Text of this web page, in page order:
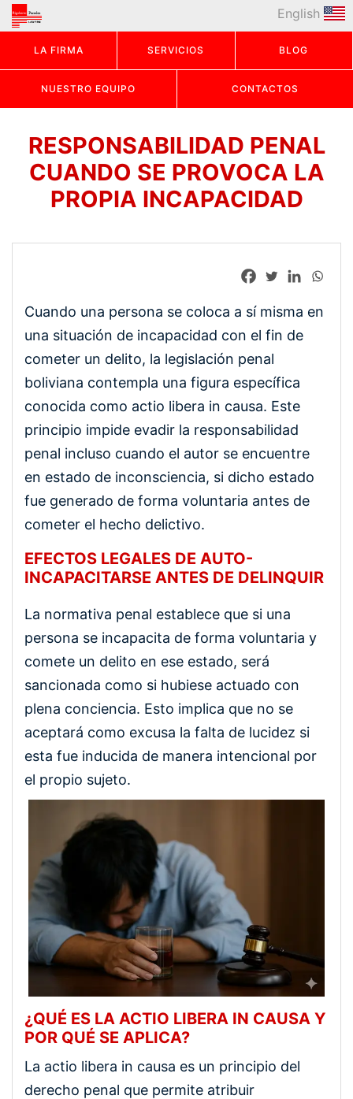
LA FIRMA SERVICIOS BLOG
NUESTRO EQUIPO CONTACTOS
English
RESPONSABILIDAD PENAL
CUANDO SE PROVOCA LA
PROPIA INCAPACIDAD
Cuando una persona se coloca a sí misma en
una situación de incapacidad con el fin de
cometer un delito, la legislación penal
boliviana contempla una figura específica
conocida como actio libera in causa. Este
principio impide evadir la responsabilidad
penal incluso cuando el autor se encuentre
en estado de inconsciencia, si dicho estado
fue generado de forma voluntaria antes de
cometer el hecho delictivo.
EFECTOS LEGALES DE AUTO-
INCAPACITARSE ANTES DE DELINQUIR
La normativa penal establece que si una
persona se incapacita de forma voluntaria y
comete un delito en ese estado, será
sancionada como si hubiese actuado con
plena conciencia. Esto implica que no se
aceptará como excusa la falta de lucidez si
esta fue inducida de manera intencional por
el propio sujeto.
¿QUÉ ES LA ACTIO LIBERA IN CAUSA Y
POR QUÉ SE APLICA?
La actio libera in causa es un principio del
derecho penal que permite atribuir